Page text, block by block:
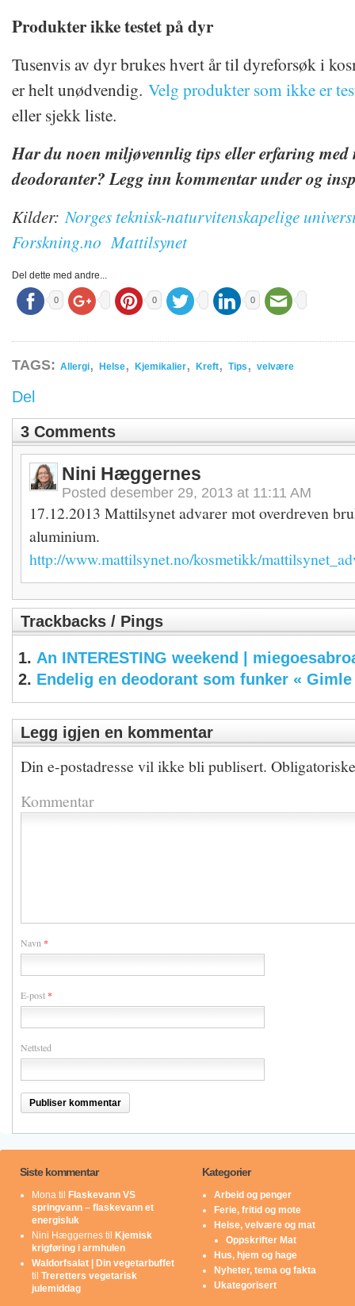
Produkter ikke testet på dyr
Tusenvis av dyr brukes hvert år til dyreforsøk i
er helt unødvendig. Velg produkter som ikke er
eller sjekk liste.
Har du noen miljøvennlig tips eller erfaring med
deodoranter? Legg inn kommentar under og
Kilder:Norges teknisk-naturvitenskapelige
Forskning.no Mattilsynet
Del dette med andre...
0 0 0
TAGS: Allergi, Helse, Kjemikalier, Kreft, Tips , velvære
Del
3 Comments
Nini Hæggernes
Posted desember 29, 2013 at 11:11 AM
17.12.2013 Mattilsynet advarer mot overdreven
aluminium.
http://www.mattilsynet.no/kosmetikk/
Trackbacks / Pings
An INTERESTING weekend |
Endelig en deodorant som funker «
Legg igjen en kommentar
Din e-postadresse vil ikke bli publisert.
Kommentar
Navn *
E-post *
Nettsted
Siste kommentar
Mona til Flaskevann VS
springvann – flaskevann et
energisluk
Nini Hæggernes til Kjemisk
krigføring i armhulen
Waldorfsalat | Din vegetarbuffet
til Treretters vegetarisk
julemiddag
Kategorier
Arbeid og penger
Ferie, fritid og mote
Helse, velvære og mat
Oppskrifter Mat
Hus, hjem og hage
Nyheter, tema og fakta
Ukategorisert